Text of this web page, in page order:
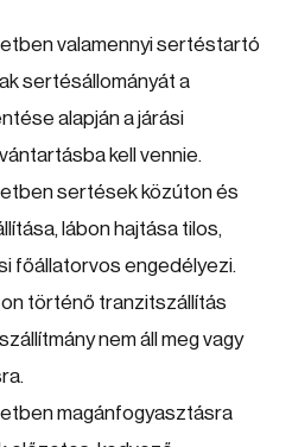
valamennyi sertéstartó
sertésállományát a
alapján a járási
kell vennie.
sertések közúton és
lábon hajtása tilos,
főállatorvos engedélyezi.
történő tranzitszállítás
nem áll meg vagy
magánfogyasztásra